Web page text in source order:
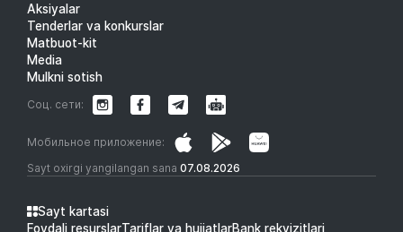
Aksiyalar
Tenderlar va konkurslar
Matbuot-kit
Media
Mulkni sotish
Sayt oxirgi yangilangan sana 07.08.2026
Мобильное приложение:
Соц. сети:
Sayt kartasi
Foydali resurslarTariflar va hujjatlarBank rekvizitlari